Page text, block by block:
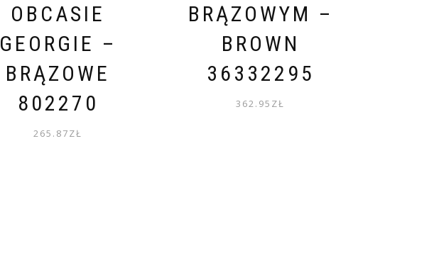
OBCASIE
GEORGIE –
BRĄZOWE
802270
265.87ZŁ
BRĄZOWYM –
BROWN
36332295
362.95 ZŁ